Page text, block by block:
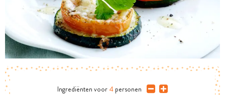
Ingrediënten voor 4 personen